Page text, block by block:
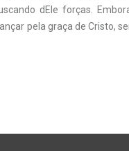
dEle forças.
pela graça de Cristo,